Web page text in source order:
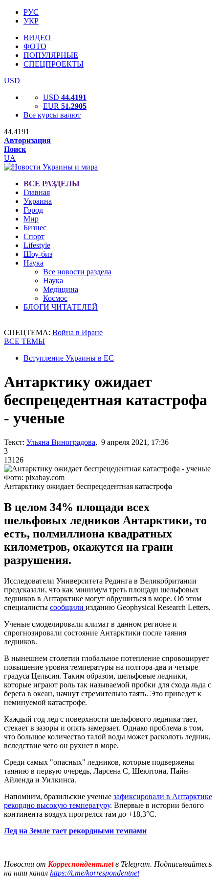
РУС
УКР
ВИДЕО
ФОТО
ПОПУЛЯРНЫЕ
СПЕЦПРОЕКТЫ
USD
USD 44.4191
EUR 51.2905
Все курсы валют
44.4191
Авторизация
Поиск
UA
ВСЕ РАЗДЕЛЫ
Главная
Украина
Город
Мир
Бизнес
Спорт
Lifestyle
Шоу-биз
Наука
Все новости раздела
Наука
Медицина
Космос
БЛОГИ ЧИТАТЕЛЕЙ
СПЕЦТЕМА: Война в Иране
ВСЕ ТЕМЫ
Вступление Украины в ЕС
Антарктику ожидает
беспрецедентная катастрофа
- ученые
Текст: Ульяна Виноградова, 9 апреля 2021, 17:36
3
13126
Фото: pixabay.com
Антарктику ожидает беспрецедентная катастрофа
В целом 34% площади всех
шельфовых ледников Антарктики, то
есть, полмиллиона квадратных
километров, окажутся на грани
разрушения.
Исследователи Университета Рединга в Великобритании
предсказали, что как минимум треть площади шельфовых
ледников в Антарктике могут обрушиться в море. Об этом
специалисты сообщили изданию Geophysical Research Letters.
Ученые смоделировали климат в данном регионе и
спрогнозировали состояние Антарктики после таяния
ледников.
В нынешнем столетии глобальное потепление спровоцирует
повышение уровня температуры на полтора-два и четыре
градуса Цельсия. Таким образом, шельфовые ледники,
которые играют роль так называемой пробки для схода льда с
берега в океан, начнут стремительно таять. Это приведет к
неминуемой катастрофе.
Каждый год лед с поверхности шельфового ледника тает,
стекает в зазоры и опять замерзает. Однако проблема в том,
что большое количество талой воды может расколоть ледник,
вследствие чего он рухнет в море.
Среди самых "опасных" ледников, которые подвержены
таянию в первую очередь, Ларсена С, Шеклтона, Пайн-
Айленда и Уилкинса.
Напомним, бразильские ученые зафиксировали в Антарктике
рекордно высокую температуру. Впервые в истории белого
континента воздух прогрелся там до +18,3°C.
Лед на Земле тает рекордными темпами
Новости от Корреспондент.netв Telegram. Подписывайтесь
на наш канал https://t.me/korrespondentnet